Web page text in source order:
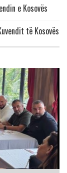
e Kosovës
të Kosovës